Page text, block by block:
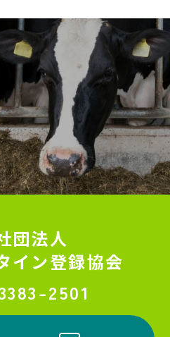
団法人
イン登録協会
2501